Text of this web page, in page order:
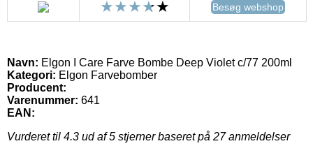
Besøg webshop
Navn: Elgon I Care Farve Bombe Deep Violet c/77 200ml
Kategori: Elgon Farvebomber
Producent:
Varenummer: 641
EAN:
Vurderet til 4.3 ud af 5 stjerner baseret på 27anmeldelser